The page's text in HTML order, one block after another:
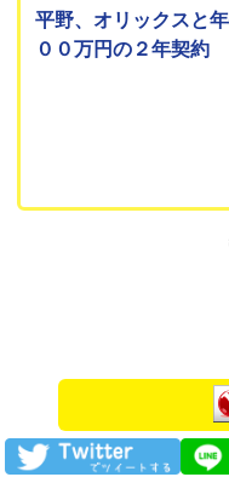
平野、オリックスと
００万円の２年契約